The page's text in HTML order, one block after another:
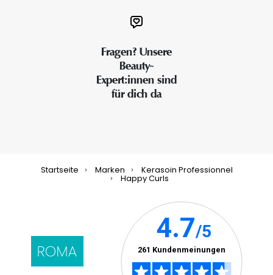
Fragen? Unsere
Beauty-
Expert:innen sind
für dich da
Startseite Marken Kerasoin Professionnel
Happy Curls